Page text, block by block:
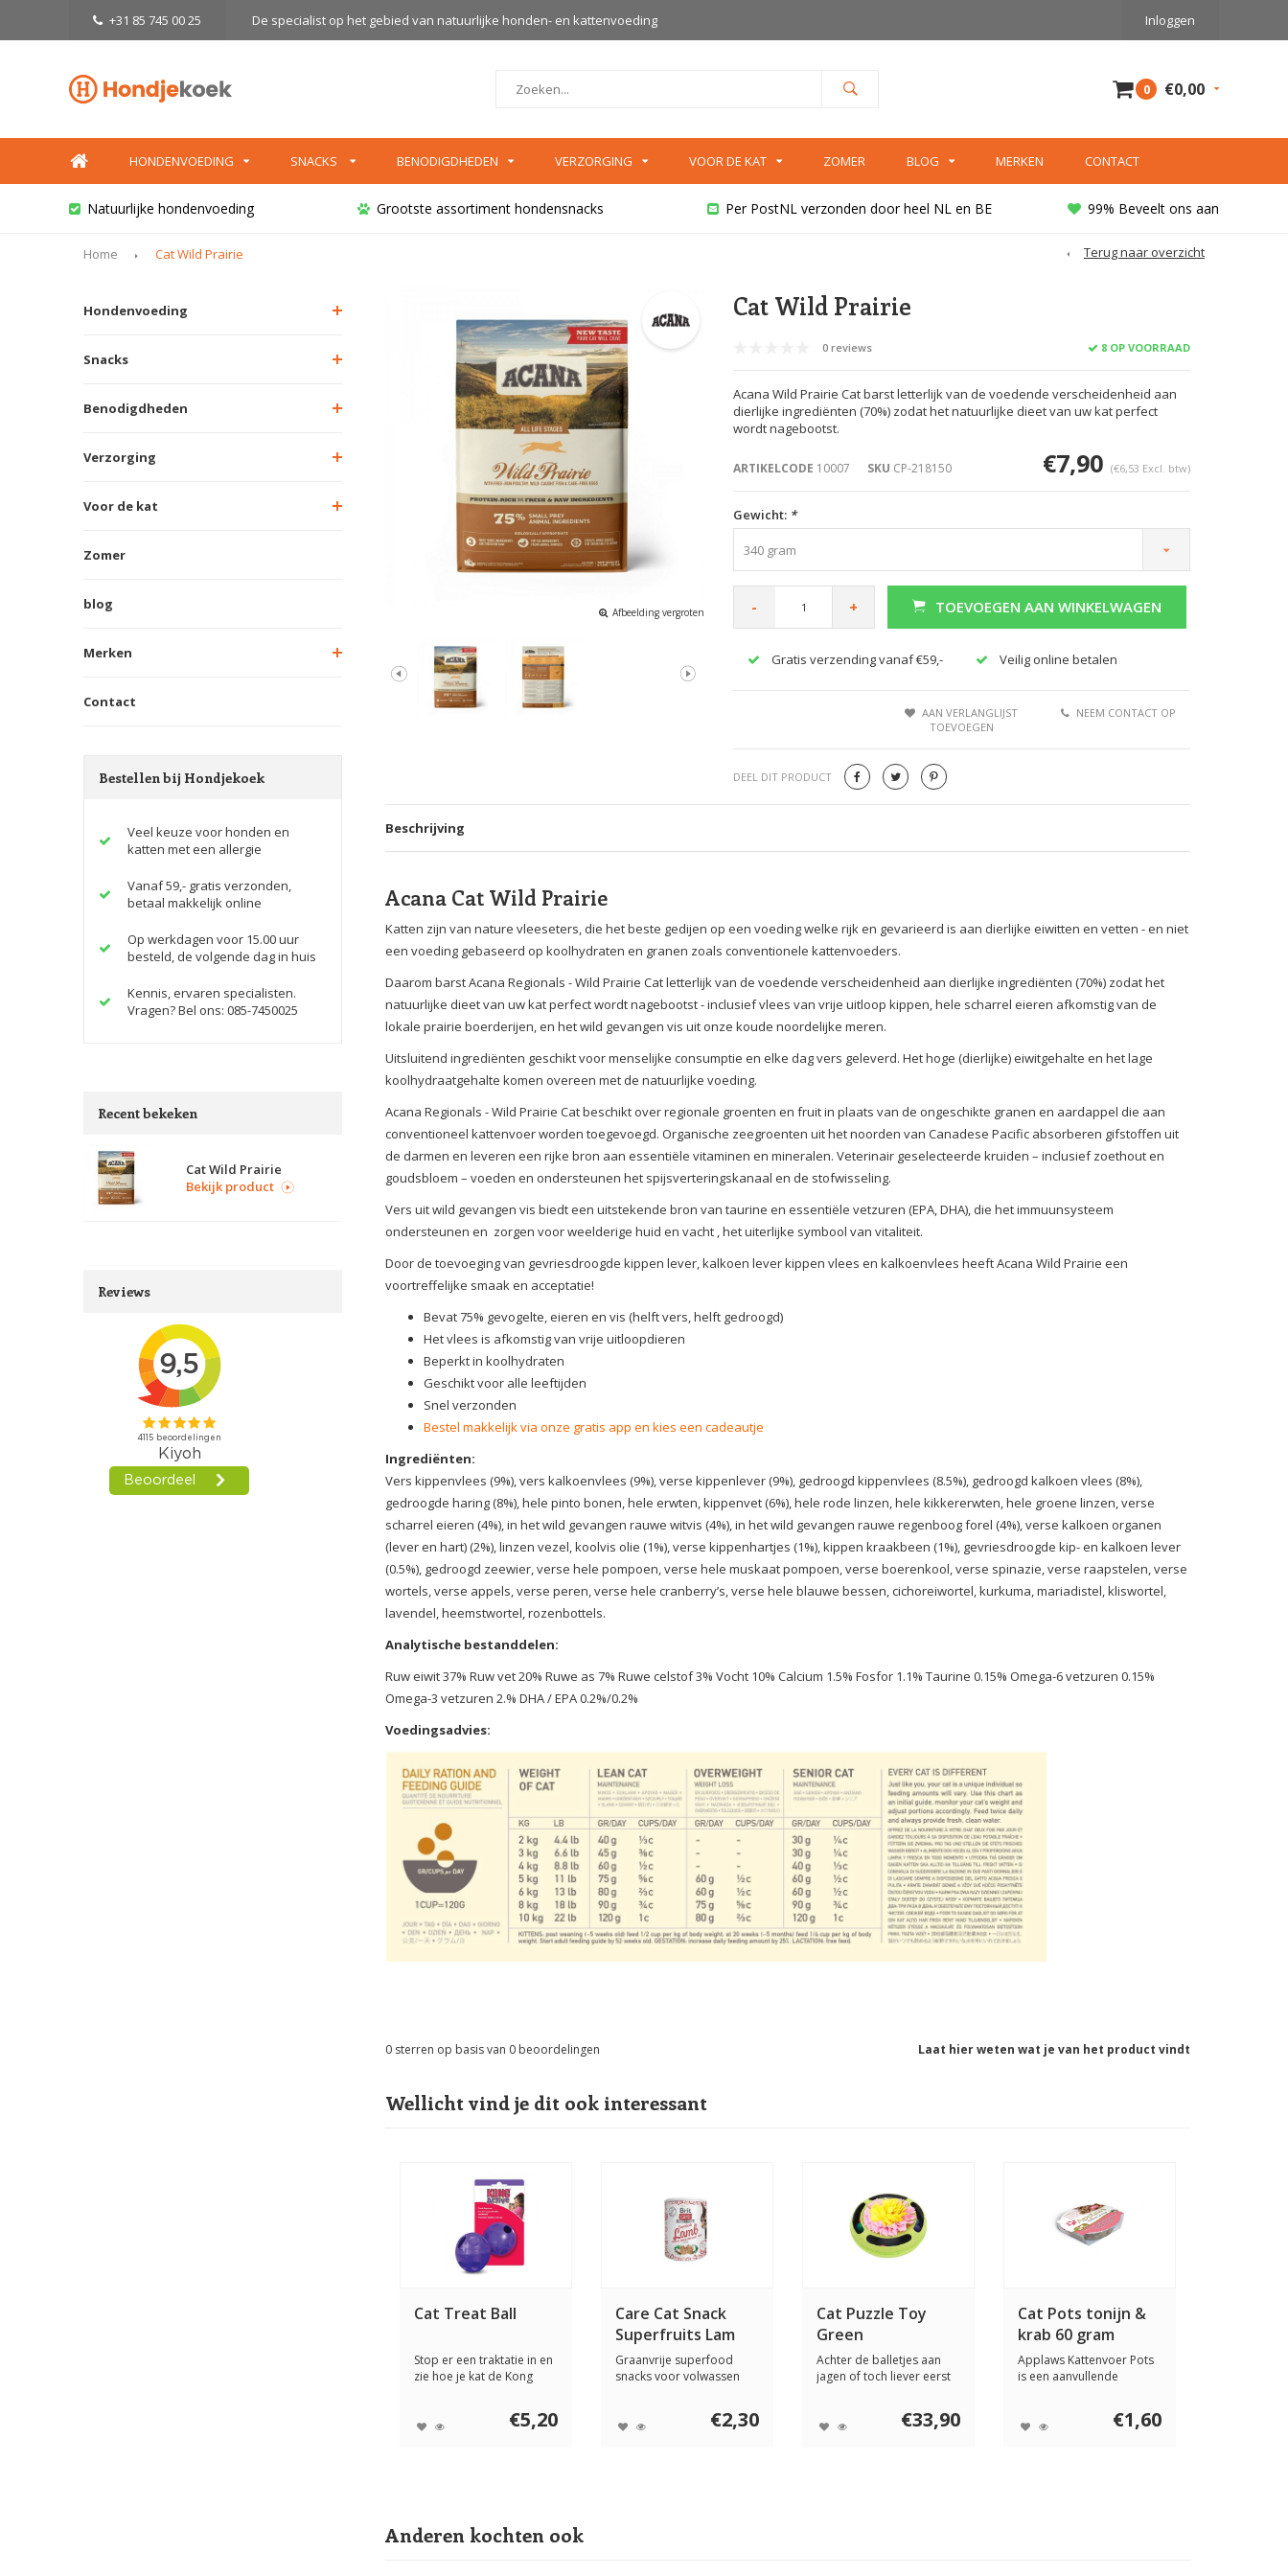
+31 85 745 00 25 De specialist op het gebied van natuurlijke honden- en kattenvoeding Inloggen
0 €0,00
HONDENVOEDING SNACKS BENODIGDHEDEN VERZORGING VOOR DE KAT ZOMER BLOG MERKEN CONTACT
Natuurlijke hondenvoeding Grootste assortiment hondensnacks Per PostNL verzonden door heel NL en BE 99% Beveelt ons aan
Home Cat Wild Prairie Terug naar overzicht
Hondenvoeding
Snacks
Benodigdheden
Verzorging
Voor de kat
Zomer
blog
Merken
Contact
Bestellen bij Hondjekoek
Veel keuze voor honden en
katten met een allergie
Vanaf 59,- gratis verzonden,
betaal makkelijk online
Op werkdagen voor 15.00 uur
besteld, de volgende dag in huis
Kennis, ervaren specialisten.
Vragen? Bel ons: 085-7450025
Recent bekeken
Cat Wild Prairie
Bekijk product
Reviews
Afbeelding vergroten Afbeelding vergroten
Cat Wild Prairie
0 reviews 8 OP VOORRAAD
Acana Wild Prairie Cat barst letterlijk van de voedende verscheidenheid aan
dierlijke ingrediënten (70%) zodat het natuurlijke dieet van uw kat perfect
wordt nagebootst.
ARTIKELCODE 10007 SKU CP-218150 €7,90 (€6,53 Excl. btw)
Gewicht: *
340 gram
- + TOEVOEGEN AAN WINKELWAGEN
Gratis verzending vanaf €59,- Veilig online betalen
AAN VERLANGLIJST
TOEVOEGEN
NEEM CONTACT OP
DEEL DIT PRODUCT
Beschrijving
Acana Cat Wild Prairie
Katten zijn van nature vleeseters, die het beste gedijen op een voeding welke rijk en gevarieerd is aan dierlijke eiwitten en vetten - en niet
een voeding gebaseerd op koolhydraten en granen zoals conventionele kattenvoeders.
Daarom barst Acana Regionals - Wild Prairie Cat letterlijk van de voedende verscheidenheid aan dierlijke ingrediënten (70%) zodat het
natuurlijke dieet van uw kat perfect wordt nagebootst - inclusief vlees van vrije uitloop kippen, hele scharrel eieren afkomstig van de
lokale prairie boerderijen, en het wild gevangen vis uit onze koude noordelijke meren.
Uitsluitend ingrediënten geschikt voor menselijke consumptie en elke dag vers geleverd. Het hoge (dierlijke) eiwitgehalte en het lage
koolhydraatgehalte komen overeen met de natuurlijke voeding.
Acana Regionals - Wild Prairie Cat beschikt over regionale groenten en fruit in plaats van de ongeschikte granen en aardappel die aan
conventioneel kattenvoer worden toegevoegd. Organische zeegroenten uit het noorden van Canadese Pacific absorberen gifstoffen uit
de darmen en leveren een rijke bron aan essentiële vitaminen en mineralen. Veterinair geselecteerde kruiden – inclusief zoethout en
goudsbloem – voeden en ondersteunen het spijsverteringskanaal en de stofwisseling.
Vers uit wild gevangen vis biedt een uitstekende bron van taurine en essentiële vetzuren (EPA, DHA), die het immuunsysteem
ondersteunen en zorgen voor weelderige huid en vacht , het uiterlijke symbool van vitaliteit.
Door de toevoeging van gevriesdroogde kippen lever, kalkoen lever kippen vlees en kalkoenvlees heeft Acana Wild Prairie een
voortreffelijke smaak en acceptatie!
Bevat 75% gevogelte, eieren en vis (helft vers, helft gedroogd)
Het vlees is afkomstig van vrije uitloopdieren
Beperkt in koolhydraten
Geschikt voor alle leeftijden
Snel verzonden
Bestel makkelijk via onze gratis app en kies een cadeautje
Ingrediënten:
Vers kippenvlees (9%), vers kalkoenvlees (9%), verse kippenlever (9%), gedroogd kippenvlees (8.5%), gedroogd kalkoen vlees (8%),
gedroogde haring (8%), hele pinto bonen, hele erwten, kippenvet (6%), hele rode linzen, hele kikkererwten, hele groene linzen, verse
scharrel eieren (4%), in het wild gevangen rauwe witvis (4%), in het wild gevangen rauwe regenboog forel (4%), verse kalkoen organen
(lever en hart) (2%), linzen vezel, koolvis olie (1%), verse kippenhartjes (1%), kippen kraakbeen (1%), gevriesdroogde kip- en kalkoen lever
(0.5%), gedroogd zeewier, verse hele pompoen, verse hele muskaat pompoen, verse boerenkool, verse spinazie, verse raapstelen, verse
wortels, verse appels, verse peren, verse hele cranberry’s, verse hele blauwe bessen, cichoreiwortel, kurkuma, mariadistel, kliswortel,
lavendel, heemstwortel, rozenbottels.
Analytische bestanddelen:
Ruw eiwit 37% Ruw vet 20% Ruwe as 7% Ruwe celstof 3% Vocht 10% Calcium 1.5% Fosfor 1.1% Taurine 0.15% Omega-6 vetzuren 0.15%
Omega-3 vetzuren 2.% DHA / EPA 0.2%/0.2%
Voedingsadvies:
Laat hier weten wat je van het product vindt
0 sterren op basis van 0 beoordelingen
Wellicht vind je dit ook interessant
Cat Treat Ball
Stop er een traktatie in en
zie hoe je kat de Kong
€5,20
Care Cat Snack
Superfruits Lam
100 gram
Graanvrije superfood
snacks voor volwassen
€2,30
Cat Puzzle Toy
Green
Achter de balletjes aan
jagen of toch liever eerst
€33,90
Cat Pots tonijn &
krab 60 gram
Applaws Kattenvoer Pots
is een aanvullende
€1,60
Anderen kochten ook